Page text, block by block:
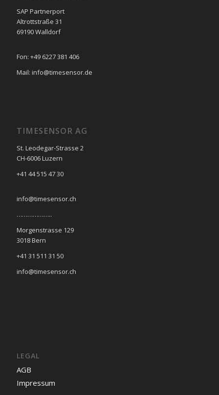
SAP Partnerport
Altrottstraße 31
69190 Walldorf
Fon: +49 6227 381 406
Mail: info@timesensor.de
TIMESENSOR AG
St. Leodegar-Strasse 2
CH-6006 Luzern
+41 44 515 47 30
info@timesensor.ch
………………..
Morgenstrasse 129
3018 Bern
+41 31 511 31 50
info@timesensor.ch
LEGAL
AGB
Impressum